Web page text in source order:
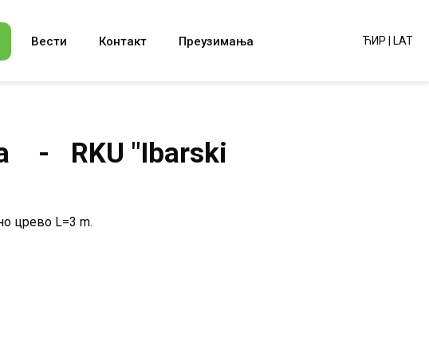
Вести Контакт Преузимања ЋИР LAT
- RKU "Ibarski
црево L=3 m.